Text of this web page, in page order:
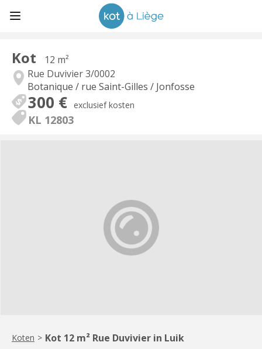
Kot
12 m²
Rue Duvivier 3/0002
Botanique / rue Saint-Gilles / Jonfosse
300 € exclusief kosten
KL 12803
Koten > Kot 12 m² Rue Duvivier in Luik